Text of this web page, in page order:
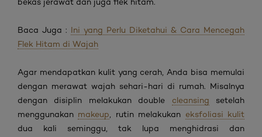
Baca Juga : Ini yang Perlu Diketahui & Cara Mencegah
Flek Hitam di Wajah
Agar mendapatkan kulit yang cerah, Anda bisa memulai
dengan merawat wajah sehari-hari di rumah. Misalnya
dengan disiplin melakukan double cleansing setelah
menggunakan makeup , rutin melakukan eksfoliasi kulit
dua kali seminggu, tak lupa menghidrasi dan